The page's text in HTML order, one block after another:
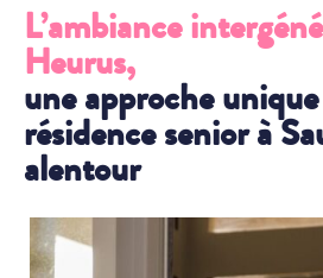
L’ambiance
Heurus,
une approche
résidence senior à
alentour